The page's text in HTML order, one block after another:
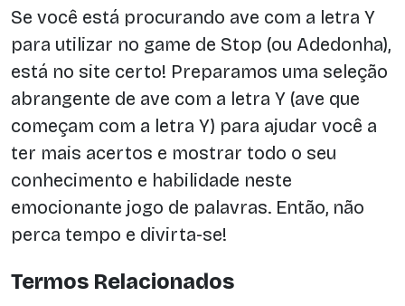
Se você está procurando ave com a letra Y
para utilizar no game de Stop (ou Adedonha),
está no site certo! Preparamos uma seleção
abrangente de ave com a letra Y (ave que
começam com a letra Y) para ajudar você a
ter mais acertos e mostrar todo o seu
conhecimento e habilidade neste
emocionante jogo de palavras. Então, não
perca tempo e divirta-se!
Termos Relacionados